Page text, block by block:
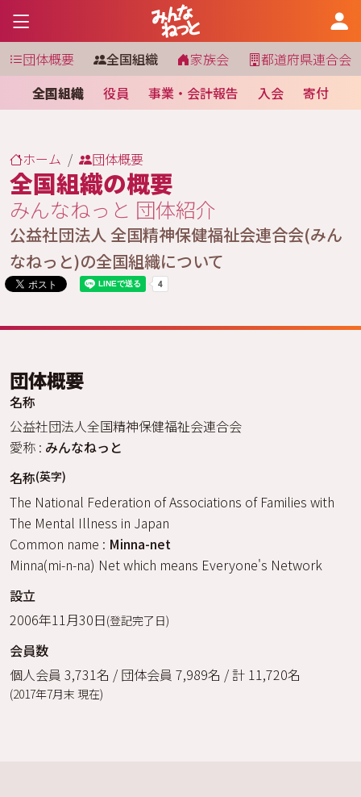
団体概要 全国組織 家族会
都道府県連合会
全国組織
役員 事業・会計報告 入会 寄付
ホーム 団体概要
全国組織の概要
みんなねっと 団体紹介
公益社団法人 全国精神保健福祉会連合会(みん
なねっと)の全国組織について
団体概要
名称
公益社団法人全国精神保健福祉会連合会
愛称 : みんなねっと
名称(英字)
The National Federation of Associations of Families with
The Mental Illness in Japan
Common name : Minna-net
Minna(mi-n-na) Net which means Everyone's Network
設立
2006年11月30日(登記完了日)
会員数
個人会員 3,731名 / 団体会員 7,989名 / 計 11,720名
(2017年7月末 現在)